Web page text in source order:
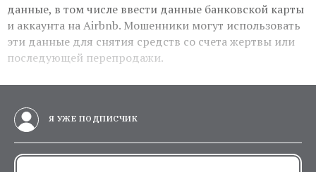
данные, в том числе ввести данные банковской карты
и аккаунта на Airbnb. Мошенники могут использовать
эти данные для снятия средств со счета жертвы или
последующей перепродажи.
Я УЖЕ ПОДПИСЧИК